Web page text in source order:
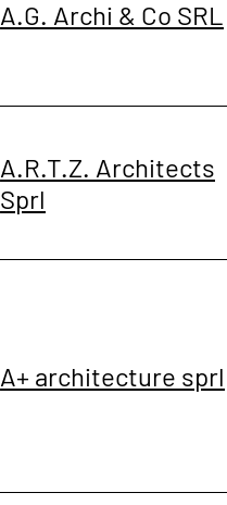
A.G. Archi & Co SRL
A.R.T.Z. Architects
Sprl
A+ architecture sprl